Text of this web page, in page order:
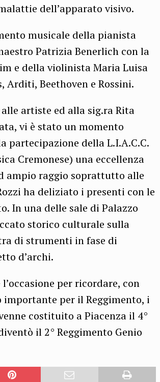
dell’apparato visivo.
musicale della pianista
Patrizia Benerlich con la
e della violinista Maria Luisa
Beethoven e Rossini.
artiste ed alla sig.ra Rita
vi è stato un momento
partecipazione della L.I.A.C.C.
Cremonese) una eccellenza
ampio raggio soprattutto alle
ha deliziato i presenti con le
In una delle sale di Palazzo
storico culturale sulla
di strumenti in fase di
d’archi.
per ricordare, con
per il Reggimento, i
costituito a Piacenza il 4°
il 2° Reggimento Genio